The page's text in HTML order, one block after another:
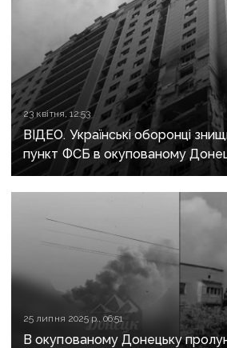
23 квітня, 12:53
ВІДЕО. Українські оборонці
пункт ФСБ в окупованому
25 липня 2025 р., 06:51
В окупованому Донецьку